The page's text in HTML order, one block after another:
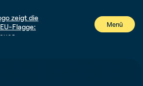
Menü